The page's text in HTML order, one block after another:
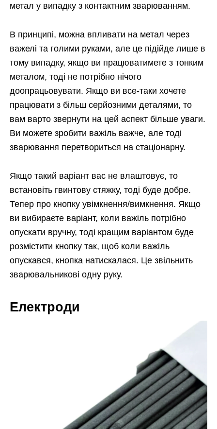
метал у випадку з контактним зварюванням.
В принципі, можна впливати на метал через
важелі та голими руками, але це підійде лише в
тому випадку, якщо ви працюватимете з тонким
металом, тоді не потрібно нічого
доопрацьовувати. Якщо ви все-таки хочете
працювати з більш серйозними деталями, то
вам варто звернути на цей аспект більше уваги.
Ви можете зробити важіль важче, але тоді
зварювання перетвориться на стаціонарну.
Якщо такий варіант вас не влаштовує, то
встановіть гвинтову стяжку, тоді буде добре.
Тепер про кнопку увімкнення/вимкнення. Якщо
ви вибираєте варіант, коли важіль потрібно
опускати вручну, тоді кращим варіантом буде
розмістити кнопку так, щоб коли важіль
опускався, кнопка натискалася. Це звільнить
зварювальникові одну руку.
Електроди